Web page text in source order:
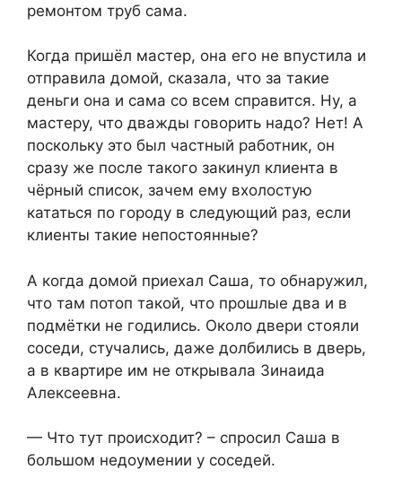
ремонтом труб сама.
Когда пришёл мастер, она его не впустила и
отправила домой, сказала, что за такие
деньги она и сама со всем справится. Ну, а
мастеру, что дважды говорить надо? Нет! А
поскольку это был частный работник, он
сразу же после такого закинул клиента в
чёрный список, зачем ему вхолостую
кататься по городу в следующий раз, если
клиенты такие непостоянные?
А когда домой приехал Саша, то обнаружил,
что там потоп такой, что прошлые два и в
подмётки не годились. Около двери стояли
соседи, стучались, даже долбились в дверь,
а в квартире им не открывала Зинаида
Алексеевна.
— Что тут происходит? – спросил Саша в
большом недоумении у соседей.